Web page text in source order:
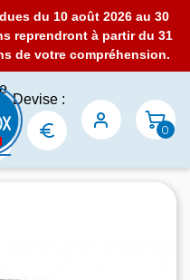
du 10 août 2026 au 30
reprendront à partir du 31
de votre compréhension.
Devise :
0